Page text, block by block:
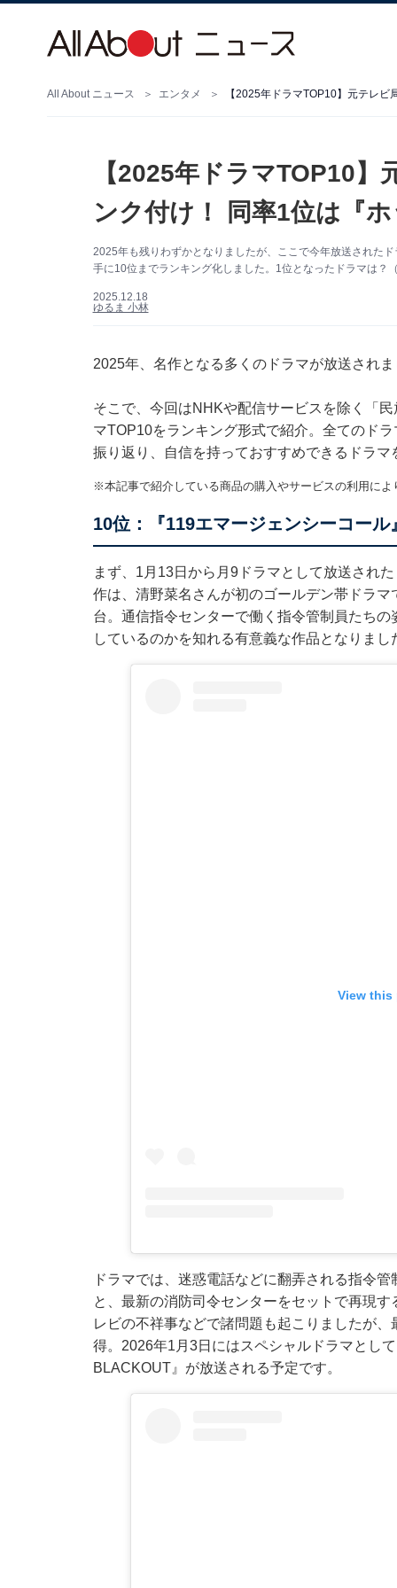
All About ニュース エンタメ 【2025年ドラマTOP10】元テレ
【2025年ドラマTOP10
ンク付け！ 同率1位は『
2025年も残りわずかとなりましたが、ここで今年放送された
手に10位までランキング化しました。1位となったドラマは？
2025.12.18
ゆるま 小林
2025年、名作となる多くのドラマが放送されま
そこで、今回はNHKや配信サービスを除く「
マTOP10をランキング形式で紹介。全てのド
振り返り、自信を持っておすすめできるドラマ
※本記事で紹介している商品の購入やサービスの利用によ
10位：『119エマージェンシーコール
まず、1月13日から月9ドラマとして放送され
作は、清野菜名さんが初のゴールデン帯ドラ
台。通信指令センターで働く指令管制員たち
しているのかを知れる有意義な作品となりまし
View this
ドラマでは、迷惑電話などに翻弄される指令
と、最新の消防司令センターをセットで再現
レビの不祥事などで諸問題も起こりましたが
得。2026年1月3日にはスペシャルドラマとし
BLACKOUT』が放送される予定です。